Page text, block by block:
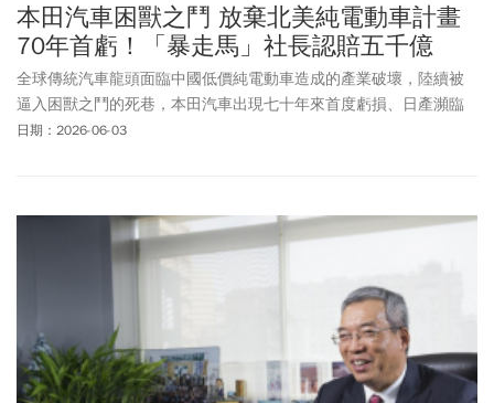
本田汽車困獸之鬥 放棄北美純電動車計畫
70年首虧！「暴走馬」社長認賠五千億
全球傳統汽車龍頭面臨中國低價純電動車造成的產業破壞，陸續被
逼入困獸之鬥的死巷，本田汽車出現七十年來首度虧損、日產瀕臨
破產，都是最新的案例。
日期：2026-06-03